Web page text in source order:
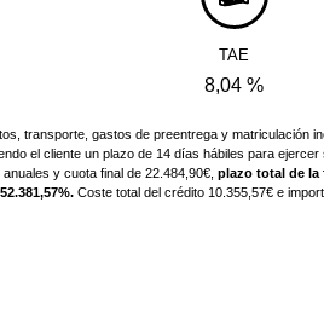
TAE
8,04 %
transporte, gastos de preentrega y matriculación
el cliente un plazo de 14 días hábiles para
anuales y cuota final de 22.484,90€, plazo total de la
Coste total del crédito 10.355,57€ e